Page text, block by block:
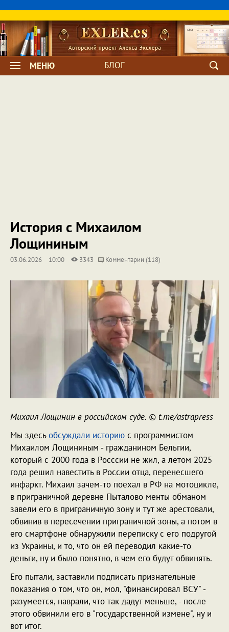
МЕНЮ БЛОГ
История с Михаилом
Лощининым
03.06.2026 10:00 3343 Комментарии (118)
Михаил Лощинин в российском суде. © t.me/astrapress
Мы здесьобсуждали историю с программистом
Михаилом Лощининым - гражданином Бельгии,
который с 2000 года в Росссии не жил, а летом 2025
года решил навестить в России отца, перенесшего
инфаркт. Михаил зачем-то поехал в РФ на мотоцикле,
в приграничной деревне Пыталово менты обманом
завели его в приграничную зону и тут же арестовали,
обвинив в пересечении приграничной зоны, а потом в
его смартфоне обнаружили переписку с его подругой
из Украины, и то, что он ей переводил какие-то
деньги, ну и было понятно, в чем его будут обвинять.
Его пытали, заставили подписать признательные
показания о том, что он, мол, "финансировал ВСУ" -
разумеется, наврали, что так дадут меньше, - после
этого обвинили его в "государственной измене", ну и
вот итог.